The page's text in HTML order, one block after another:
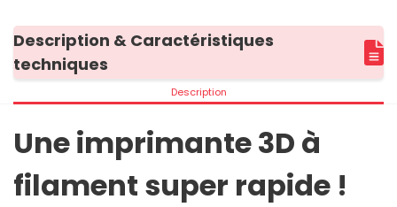
Description & Caractéristiques
techniques
Description
Une imprimante 3D à
filament super rapide !